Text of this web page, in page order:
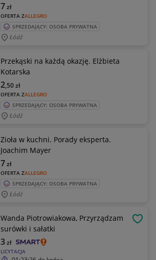
OFERTA ZALLEGRO
7zł
SPRZEDAJĄCY: OSOBA PRYWATNA
Łódź
Przekąski na każdą okazję. Elżbieta
Kotarska
OFERTA ZALLEGRO
2,50zł
SPRZEDAJĄCY: OSOBA PRYWATNA
Łódź
Zioła w kuchni. Porady eksperta.
Joachim Mayer
OFERTA ZALLEGRO
7zł
SPRZEDAJĄCY: OSOBA PRYWATNA
Łódź
Wanda Piotrowiakowa, Przyrządzam
surówki i sałatki
LICYTACJA
3zł